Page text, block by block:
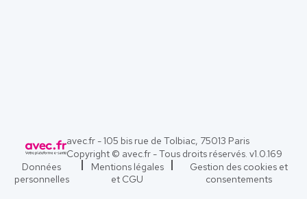
avec.fr - 105 bis rue de Tolbiac, 75013 Paris
Copyright © avec.fr - Tous droits réservés. v1.0.169
Données
personnelles
Mentions légales
et CGU
Gestion des cookies et
consentements